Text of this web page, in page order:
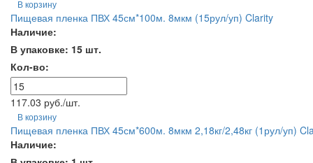
В корзину
Пищевая пленка ПВХ 45см*100м. 8мкм (15рул/уп) Clarity
Наличие:
В упаковке: 15 шт.
Кол-во:
117.03 руб./шт.
В корзину
Пищевая пленка ПВХ 45см*600м. 8мкм 2,18кг/2,48кг (1рул/уп)
Наличие: